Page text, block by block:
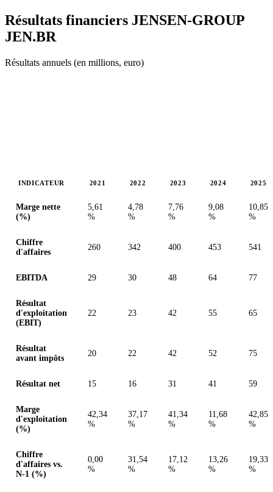
Résultats financiers JENSEN-GROUP
JEN.BR
Résultats annuels (en millions, euro)
INDICATEUR 2021 2022 2023 2024 2025
Marge nette
(%)
5,61
%
4,78
%
7,76
%
9,08
%
10,85
%
Chiffre
d'affaires
260 342 400 453 541
EBITDA 29 30 48 64 77
Résultat
d'exploitation
(EBIT)
22 23 42 55 65
Résultat
avant impôts
20 22 42 52 75
Résultat net 15 16 31 41 59
Marge
d'exploitation
(%)
42,34
%
37,17
%
41,34
%
11,68
%
42,85
%
Chiffre
d'affaires vs.
N-1 (%)
0,00
%
31,54
%
17,12
%
13,26
%
19,33
%